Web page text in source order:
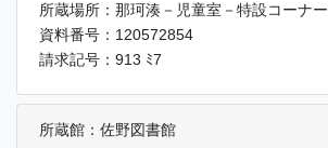
所蔵場所：那珂湊－児童室－特設コーナー
資料番号：120572854
請求記号：913 ﾐ7
所蔵館：佐野図書館